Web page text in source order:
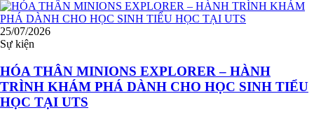
25/07/2026
Sự kiện
HÓA THÂN MINIONS EXPLORER – HÀNH
TRÌNH KHÁM PHÁ DÀNH CHO HỌC SINH TIỂU
HỌC TẠI UTS